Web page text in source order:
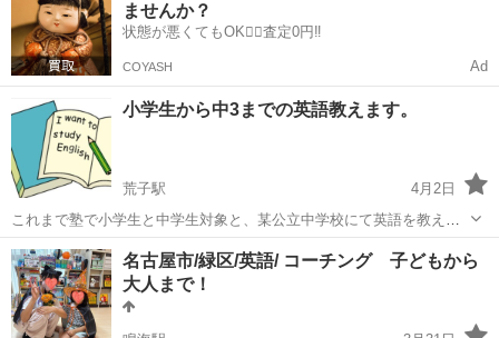
ませんか？
状態が悪くてもOK🙆‍♀️査定0円‼️
COYASH Ad
小学生から中3までの英語教えます。
荒子駅
4月2日
これまで塾で小学生と中学生対象と、某公立中学校にて英語を教える
ことに携わっていました。講師歴も大学1年生から仕事していますので
20年ほどになりますし、もちろん教員免許中学. 高校. 英語1種を持っ
ています。 英検は2級を持っ...
愛知 名古屋市 荒子駅 英語/基礎英語 小学生
名古屋市/緑区/英語/ コーチング 子どもから
大人まで！